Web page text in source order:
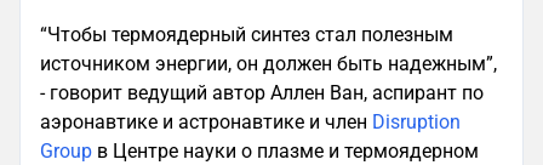
“Чтобы термоядерный синтез стал полезным
источником энергии, он должен быть надежным”,
- говорит ведущий автор Аллен Ван, аспирант по
аэронавтике и астронавтике и член Disruption
Group в Центре науки о плазме и термоядерном